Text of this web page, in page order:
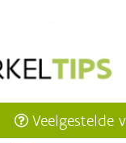
Veelgestelde